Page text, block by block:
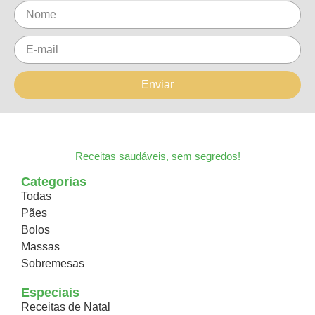
Enviar
Receitas saudáveis, sem segredos!
Categorias
Todas
Pães
Bolos
Massas
Sobremesas
Especiais
Receitas de Natal